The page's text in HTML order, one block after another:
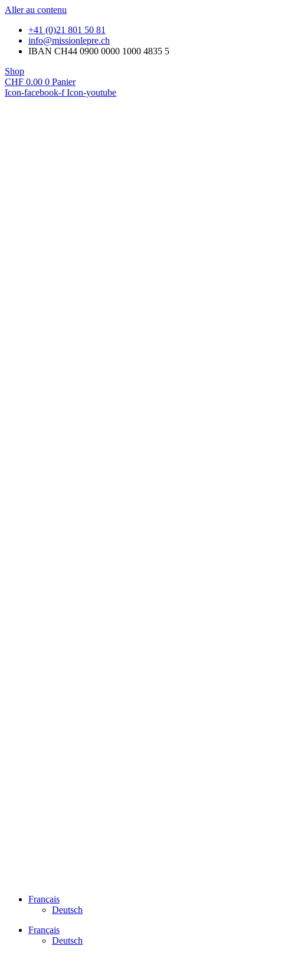
Aller au contenu
+41 (0)21 801 50 81
hc.erpelnoissim
@ofni
IBAN CH44 0900 0000 1000 4835 5
Shop
CHF 0.00 0 Panier
Icon-facebook-f Icon-youtube
Français
Deutsch
Français
Deutsch